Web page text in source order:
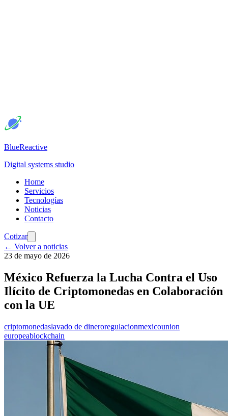
BlueReactive
Digital systems studio
Home
Servicios
Tecnologías
Noticias
Contacto
Cotizar
← Volver a noticias
23 de mayo de 2026
México Refuerza la Lucha Contra el Uso
Ilícito de Criptomonedas en Colaboración
con la UE
criptomonedaslavado de dineroregulacionmexicounion
europeablockchain